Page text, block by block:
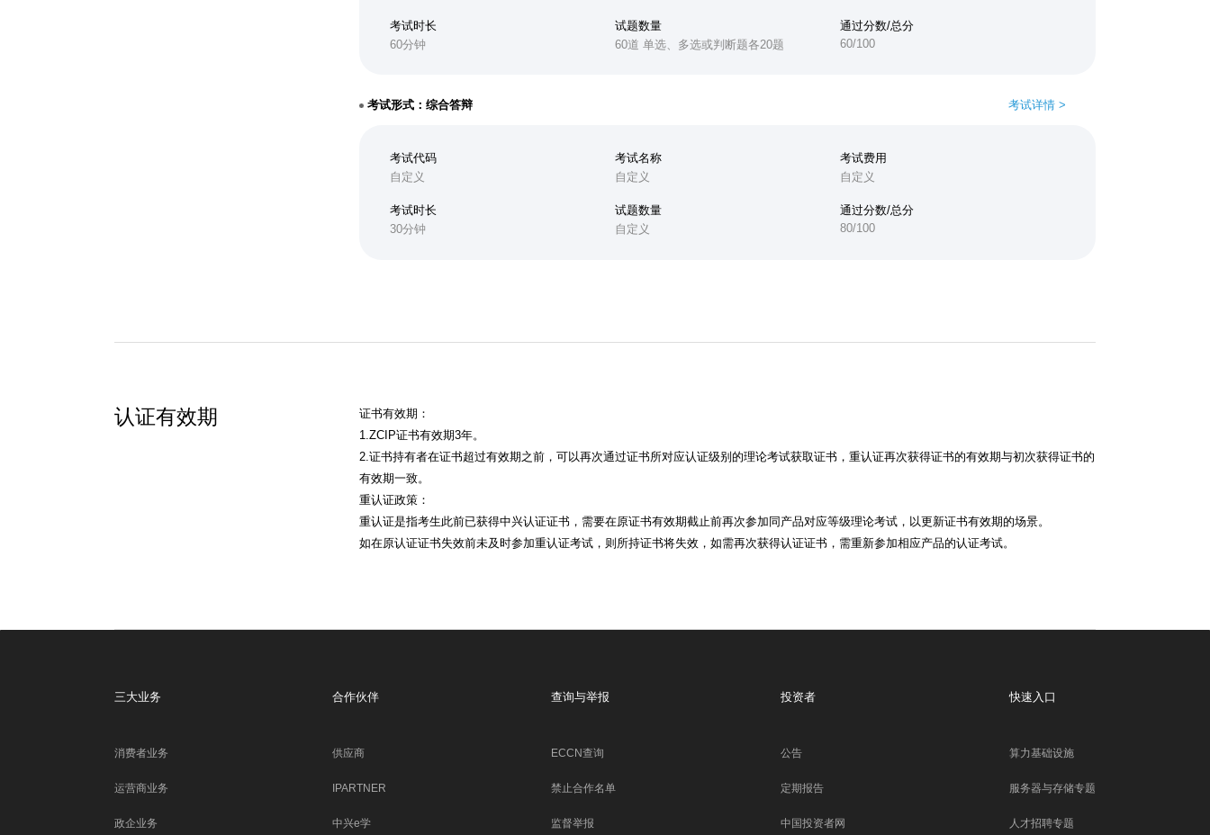
考试时长
60分钟
试题数量
60道 单选、多选或判断题各20题
通过分数/总分
60/100
考试形式：综合答辩 考试详情 >
考试代码
自定义
考试名称
自定义
考试费用
自定义
考试时长
30分钟
试题数量
自定义
通过分数/总分
80/100
认证有效期
证书有效期：
1.ZCIP证书有效期3年。
2.证书持有者在证书超过有效期之前，可以再次通过证书所对应认证级别的理论考试获取证书，重认证再次获得证书的有效期与初次获得证书的
有效期一致。
重认证政策：
重认证是指考生此前已获得中兴认证证书，需要在原证书有效期截止前再次参加同产品对应等级理论考试，以更新证书有效期的场景。
如在原认证证书失效前未及时参加重认证考试，则所持证书将失效，如需再次获得认证证书，需重新参加相应产品的认证考试。
三大业务
消费者业务
运营商业务
政企业务
合作伙伴
供应商
IPARTNER
中兴e学
查询与举报
ECCN查询
禁止合作名单
监督举报
投资者
公告
定期报告
中国投资者网
快速入口
算力基础设施
服务器与存储专题
人才招聘专题